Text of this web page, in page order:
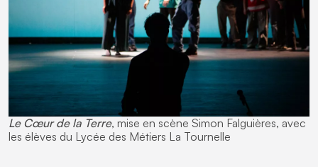
Le Cœur de la Terre, mise en scène Simon Falguières, avec
les élèves du Lycée des Métiers La Tournelle